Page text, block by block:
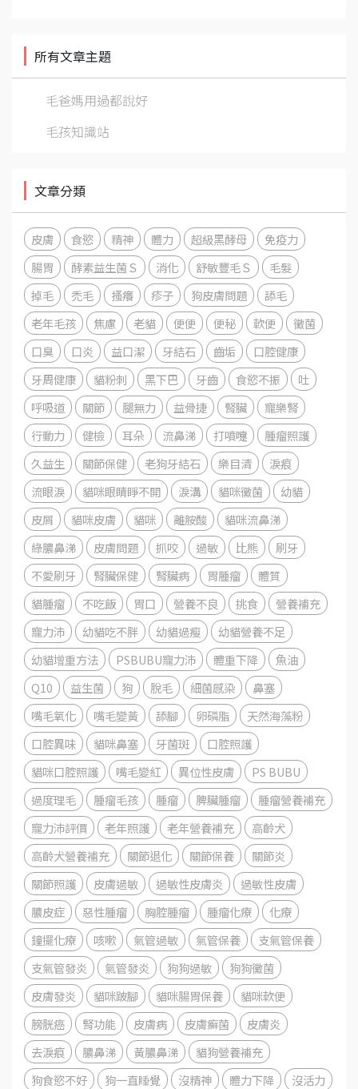
所有文章主題
毛爸媽用過都說好
毛孩知識站
文章分類
皮膚 食慾 精神 體力 超級黑酵母
免疫力
腸胃
酵素益生菌Ｓ 消化 舒敏豐毛Ｓ
毛髮
掉毛
禿毛 搔癢 疹子 狗皮膚問題
舔毛
老年毛孩
焦慮 老貓 便便 便秘 軟便
黴菌
口臭
口炎 益口潔 牙結石 齒垢
口腔健康
牙周健康
貓粉刺 黑下巴 牙齒 食慾不振
吐
呼吸道
關節 腿無力 益骨捷 腎臟
寵樂腎
行動力
健檢 耳朵 流鼻涕 打噴嚏
腫瘤照護
久益生
關節保健 老狗牙結石 樂目清
淚痕
流眼淚
貓咪眼睛睜不開 淚溝 貓咪黴菌
幼貓
皮屑
貓咪皮膚 貓咪 離胺酸
貓咪流鼻涕
綠膿鼻涕
皮膚問題 抓咬 過敏 比熊
刷牙
不愛刷牙
腎臟保健 腎臟病 胃腫瘤
體質
貓腫瘤
不吃飯 胃口 營養不良 挑食
營養補充
寵力沛
幼貓吃不胖 幼貓過瘦
幼貓營養不足
幼貓增重方法
PSBUBU寵力沛 體重下降
魚油
Q10
益生菌 狗 脫毛 細菌感染
鼻塞
嘴毛氧化
嘴毛變黃 舔腳 卵磷脂
天然海藻粉
口腔異味
貓咪鼻塞 牙菌斑
口腔照護
貓咪口腔照護
嘴毛變紅 異位性皮膚
PS BUBU
過度理毛
腫瘤毛孩 腫瘤 脾臟腫瘤
腫瘤營養補充
寵力沛評價
老年照護 老年營養補充
高齡犬
高齡犬營養補充
關節退化 關節保養
關節炎
關節照護
皮膚過敏 過敏性皮膚炎
過敏性皮膚
膿皮症
惡性腫瘤 胸腔腫瘤 腫瘤化療
化療
鐘擺化療
咳嗽 氣管過敏 氣管保養
支氣管保養
支氣管發炎
氣管發炎 狗狗過敏
狗狗黴菌
皮膚發炎
貓咪跛腳 貓咪腸胃保養
貓咪軟便
膀胱癌
腎功能 皮膚病 皮膚癬菌
皮膚炎
去淚痕
膿鼻涕 黃膿鼻涕
貓狗營養補充
狗食慾不好
狗一直睡覺 沒精神 體力下降
沒活力